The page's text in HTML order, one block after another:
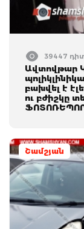
39447
Ավտովթար
բախվել է
ու բժիշկը
Շամշյան